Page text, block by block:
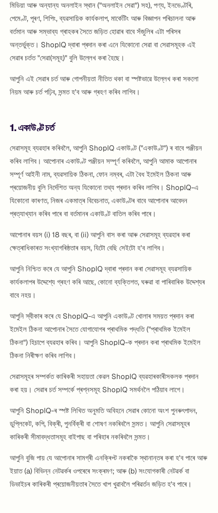
মিডিয়া আৰু অন্যান্য অনলাইন স্থান ("অনলাইন সেৱা") সহ), পণ্য, ইনভেণ্টৰি,
পেমেণ্ট, পূৰণ, শিপিং, ব্যৱসায়িক কাৰ্যকলাপ, মাৰ্কেটিং আৰু বিজ্ঞাপন পৰিচালনা আৰু
বৰ্তমান আৰু সম্ভাব্য গ্ৰাহকৰ সৈতে জড়িত হোৱাৰ বাবে সঁজুলিৰ এটা পৰিসৰ
অন্তৰ্ভুক্ত। ShopIQ দ্বাৰা প্ৰদান কৰা এনে যিকোনো সেৱা বা সেৱাসমূহক এই
সেৱাৰ চৰ্তত "সেৱা(সমূহ)" বুলি উল্লেখ কৰা হৈছে।
আপুনি এই সেৱাৰ চৰ্ত আৰু গোপনীয়তা নীতিত থকা বা স্পষ্টভাৱে উল্লেখ কৰা সকলো
নিয়ম আৰু চৰ্ত পঢ়িব, সন্মত হ'ব আৰু গ্ৰহণ কৰিব লাগিব।
1. একাউণ্ট চৰ্ত
সেৱাসমূহ ব্যৱহাৰ কৰিবলৈ, আপুনি ShopIQ একাউণ্ট ("একাউণ্ট") ৰ বাবে পঞ্জীয়ন
কৰিব লাগিব। আপোনাৰ একাউণ্ট পঞ্জীয়ন সম্পূৰ্ণ কৰিবলৈ, আপুনি আমাক আপোনাৰ
সম্পূৰ্ণ আইনী নাম, ব্যৱসায়িক ঠিকনা, ফোন নম্বৰ, এটা বৈধ ইমেইল ঠিকনা আৰু
প্ৰয়োজনীয় বুলি নিৰ্দেশিত অন্য যিকোনো তথ্য প্ৰদান কৰিব লাগিব। ShopIQ-এ
যিকোনো কাৰণত, নিজৰ একমাত্ৰ বিবেচনাত, একাউণ্টৰ বাবে আপোনাৰ আবেদন
প্ৰত্যাখ্যান কৰিব পাৰে বা বৰ্তমানৰ একাউণ্ট বাতিল কৰিব পাৰে।
আপোনাৰ বয়স (i) 18 বছৰ, বা (ii) আপুনি বাস কৰা আৰু সেৱাসমূহ ব্যৱহাৰ কৰা
ক্ষেত্ৰাধিকাৰত সংখ্যাগৰিষ্ঠতাৰ বয়স, যিটো বেছি সেইটো হ'ব লাগিব।
আপুনি নিশ্চিত কৰে যে আপুনি ShopIQ দ্বাৰা প্ৰদান কৰা সেৱাসমূহ ব্যৱসায়িক
কাৰ্যকলাপৰ উদ্দেশ্যে গ্ৰহণ কৰি আছে, কোনো ব্যক্তিগত, ঘৰুৱা বা পাৰিবাৰিক উদ্দেশ্যৰ
বাবে নহয়।
আপুনি স্বীকাৰ কৰে যে ShopIQ-এ আপুনি একাউণ্ট খোলাৰ সময়ত প্ৰদান কৰা
ইমেইল ঠিকনা আপোনাৰ সৈতে যোগাযোগৰ প্ৰাথমিক পদ্ধতি ("প্ৰাথমিক ইমেইল
ঠিকনা") হিচাপে ব্যৱহাৰ কৰিব। আপুনি ShopIQ-ক প্ৰদান কৰা প্ৰাথমিক ইমেইল
ঠিকনা নিৰীক্ষণ কৰিব লাগিব।
সেৱাসমূহৰ সম্পৰ্কত কাৰিকৰী সহায়তা কেৱল ShopIQ ব্যৱহাৰকাৰীসকলক প্ৰদান
কৰা হয়। সেৱাৰ চৰ্ত সম্পৰ্কে প্ৰশ্নসমূহ ShopIQ সমৰ্থনলৈ পঠিয়াব লাগে।
আপুনি ShopIQ-ৰ স্পষ্ট লিখিত অনুমতি অবিহনে সেৱাৰ কোনো অংশ পুনৰুৎপাদন,
ডুপ্লিকেট, কপি, বিক্ৰী, পুনৰ্বিক্ৰী বা শোষণ নকৰিবলৈ সন্মত। আপুনি সেৱাসমূহৰ
কাৰিকৰী সীমাবদ্ধতাসমূহ বাইপাছ বা পৰিহাৰ নকৰিবলৈ সন্মত।
আপুনি বুজি পায় যে আপোনাৰ সামগ্ৰী এনক্ৰিপ্ট নকৰাকৈ স্থানান্তৰ কৰা হ'ব পাৰে আৰু
ইয়াত (a) বিভিন্ন নেটৱৰ্কৰ ওপৰেৰে সংক্ৰমণ; আৰু (b) সংযোগকাৰী নেটৱৰ্ক বা
ডিভাইচৰ কাৰিকৰী প্ৰয়োজনীয়তাৰ সৈতে খাপ খুৱাবলৈ পৰিৱৰ্তন জড়িত হ'ব পাৰে।